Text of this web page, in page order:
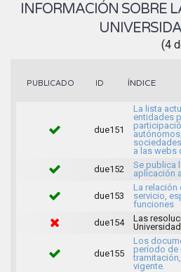
INFORMACIÓN SOBRE
(4
PUBLICADO ID ÍNDICE
due151
La lista
entidades
a las webs
due152
Se publica
aplicación
due153
La relación
servicio,
funciones
due154
Las
Universidad.
due155
Los
período de
vigente.